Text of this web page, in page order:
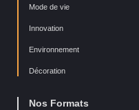
Mode de vie
Innovation
Environnement
Décoration
Nos Formats